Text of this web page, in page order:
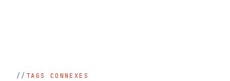
TAGS CONNEXES